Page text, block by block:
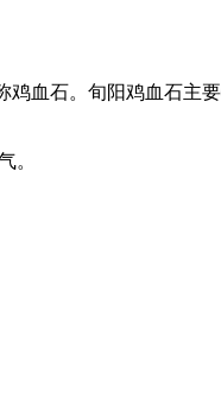
血石。旬阳鸡血石主
。